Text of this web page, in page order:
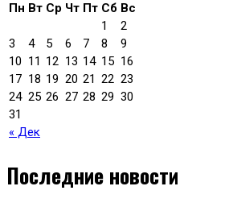
Пн Вт Ср Чт Пт Сб Вс
« Дек
1
2
3
4 5 6 7 8
9
10 11 12 13 14 15 16
17 18 19 20 21 22 23
24 25 26 27 28 29 30
31
Последние новости